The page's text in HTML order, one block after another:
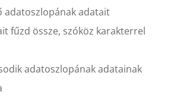
adatoszlopának adatait
fűzd össze, szóköz karakterrel
adatoszlopának adatainak